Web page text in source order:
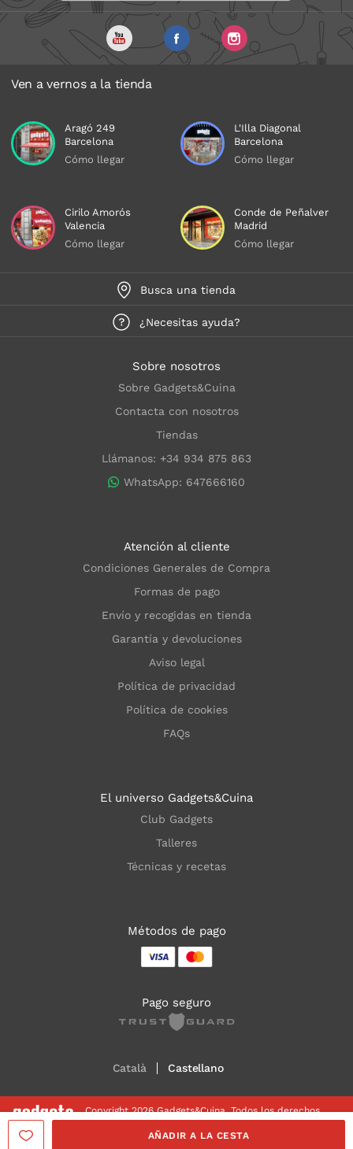
AÑADIR A LA CESTA
Ven a vernos a la tienda
Aragó 249
Barcelona
Cómo llegar
L'Illa Diagonal
Barcelona
Cómo llegar
Cirilo Amorós
Valencia
Cómo llegar
Conde de Peñalver
Madrid
Cómo llegar
Busca una tienda
¿Necesitas ayuda?
Sobre nosotros
Sobre Gadgets&Cuina
Contacta con nosotros
Tiendas
Llámanos: +34 934 875 863
WhatsApp: 647666160
Atención al cliente
Condiciones Generales de Compra
Formas de pago
Envío y recogidas en tienda
Garantía y devoluciones
Aviso legal
Política de privacidad
Política de cookies
FAQs
El universo Gadgets&Cuina
Club Gadgets
Talleres
Técnicas y recetas
Métodos de pago
Pago seguro
Català Castellano
Copyright 2026 Gadgets&Cuina. Todos los derechos
reservados